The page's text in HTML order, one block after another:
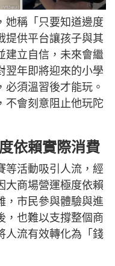
她稱「只要知道邊度
提供平台讓孩子與其
建立自信，未來會繼
翌年即將迎來的小學
必須溫習後才能玩。
不會刻意阻止他玩陀
依賴實際消費
等活動吸引人流，經
大商場營運極度依賴
，市民參與體驗與進
，也難以支撐整個商
人流有效轉化為「錢